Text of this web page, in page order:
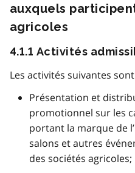
auxquels
agricoles
4.1.1 Activités
Les activités suivantes
Présentation et
promotionnel sur les
portant la marque de
salons et autres
des sociétés agricoles;